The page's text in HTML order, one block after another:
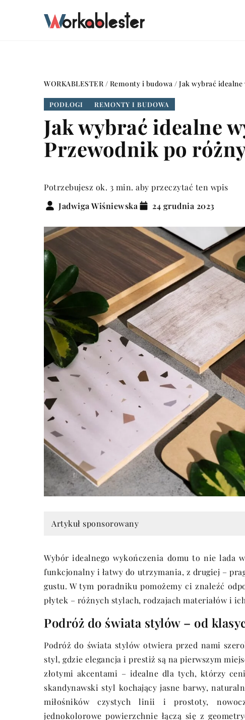
WORKABLESTER/ Remonty i budowa / Jak wybrać
PODŁOGI REMONTY I BUDOWA
Jak wybrać idealne
Przewodnik po
Potrzebujesz ok. 3 min. aby przeczytać ten wpis
Jadwiga Wiśniewska
24 grudnia 2023
Artykuł sponsorowany
Wybór idealnego wykończenia domu to nie lada
funkcjonalny i łatwy do utrzymania, z drugiej –
gustu. W tym poradniku pomożemy ci znaleźć
płytek – różnych stylach, rodzajach materiałów i
Podróż do świata stylów – od
Podróż do świata stylów otwiera przed nami
styl, gdzie elegancja i prestiż są na pierwszym
złotymi akcentami – idealne dla tych, którzy
skandynawski styl kochający jasne barwy,
miłośników czystych linii i prostoty,
jednokolorowe powierzchnie łączą się z